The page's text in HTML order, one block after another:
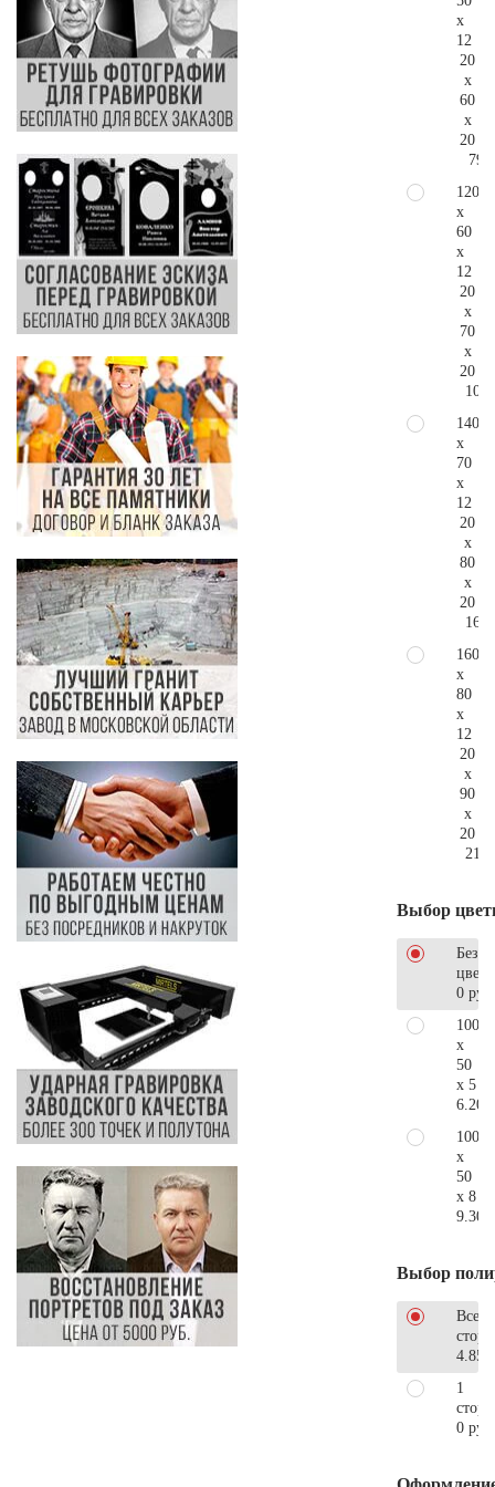
x
12
20
x
60
x
20
120
x
60
x
12
20
x
70
x
20
140
x
70
x
12
20
x
80
x
20
160
x
80
x
12
20
x
90
x
20
Выбор
Без
0 руб.
100
x
50
x 5
100
x
50
x 8
Выбор
Все
1
0 руб.